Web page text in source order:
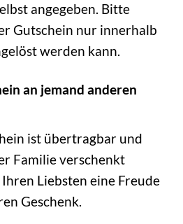
angegeben. Bitte
Gutschein nur innerhalb
werden kann.
an jemand anderen
ist übertragbar und
Familie verschenkt
Liebsten eine Freude
Geschenk.